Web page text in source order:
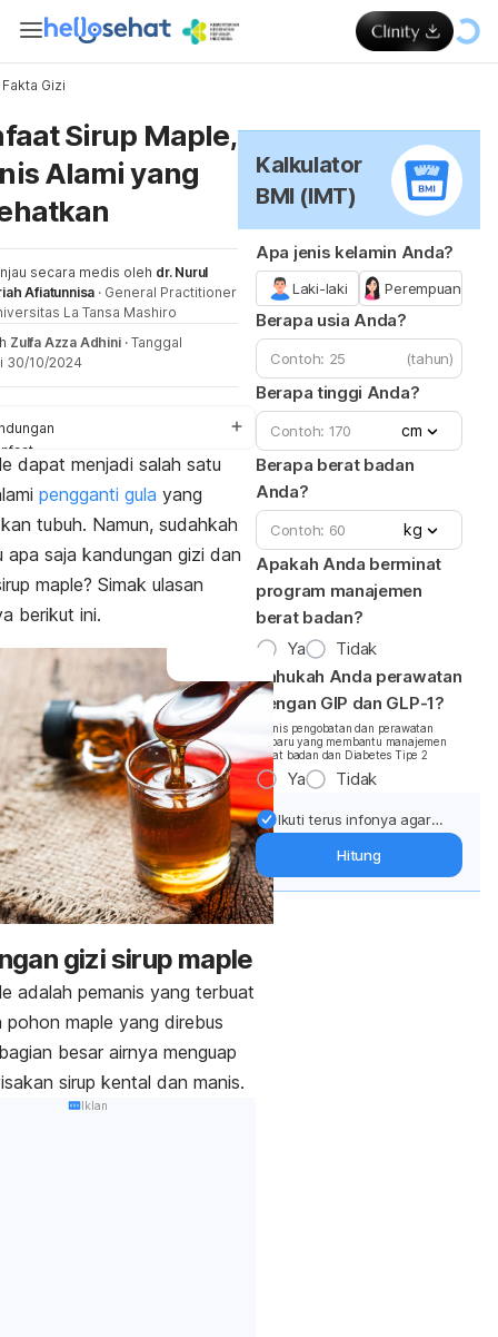
Fakta Gizi
Sirup Maple,
Alami yang
secara medis oleh dr. Nurul
Afiatunnisa · General Practitioner
La Tansa Mashiro
Zulfa Azza Adhini · Tanggal
30/10/2024
konsumsi
dapat menjadi salah satu
pengganti gula yang
tubuh. Namun, sudahkah
apa saja kandungan gizi dan
maple? Simak ulasan
berikut ini.
gizi sirup maple
adalah pemanis yang terbuat
pohon maple yang direbus
besar airnya menguap
sirup kental dan manis.
Iklan
Kalkulator
BMI (IMT)
Apa jenis kelamin Anda?
Laki-laki Perempuan
Berapa usia Anda?
(tahun)
Berapa tinggi Anda?
cm
Berapa berat badan
Anda?
kg
Apakah Anda berminat
program manajemen
berat badan?
Ya
Tidak
Tahukah Anda perawatan
dengan GIP dan GLP-1?
*Jenis pengobatan dan perawatan
terbaru yang membantu manajemen
berat badan dan Diabetes Tipe 2
Ya Tidak
Ikuti terus infonya agar
Dapatkan update dari
Hitung